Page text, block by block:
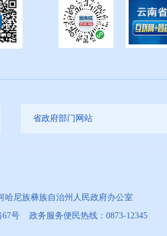
省政府部门网站
哈尼族彝族自治州人民政府办公室
号 政务服务便民热线：0873-12345